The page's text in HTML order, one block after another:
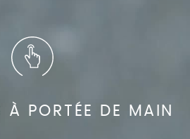
À PORTÉE DE MAIN